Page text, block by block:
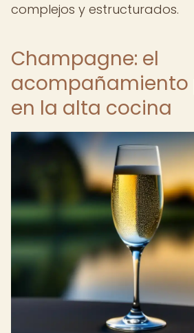
complejos y estructurados.
Champagne: el
acompañamiento
en la alta cocina